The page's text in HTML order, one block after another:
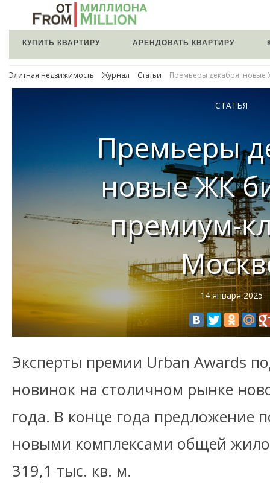
КУПИТЬ КВАРТИРУ АРЕНДОВАТЬ КВАРТИРУ
Элитная недвижимость Журнал Статьи Премьеры декабря: новые
СТАТЬЯ
Премьеры
новые ЖК
премиум-
14 января 2025
Эксперты премии Urban Awards
новинок на столичном рынке
года. В конце года предложение
новыми комплексами общей
319,1 тыс. кв. м.